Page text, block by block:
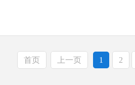
首页 上一页 1 2